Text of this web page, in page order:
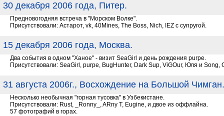
30 декабря 2006 года, Питер.
Предновогодняя встреча в "Морском Волке".
Присутствовали: Астарот, vk, 40Mines, The Boss, Nich, IEZ c супругой.
15 декабря 2006 года, Москва.
Два события в одном "Ханое" - визит SeaGirl и день рождения purpe.
Присутствовали: SeaGirl, purpe, BugHunter, Dark Sup, ViGOur, Юля и Song,
31 августа 2006г., Восхождение на Большой
Несколько необычная "горная тусовка" в Узбекистане.
Присутствовали: Rust, _Ronny_, ARny T, Eugine, и двое из оффлайна.
57 фотографий в горах.